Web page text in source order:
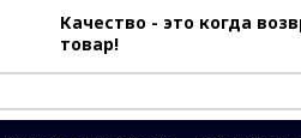
Качество - это когда
товар!